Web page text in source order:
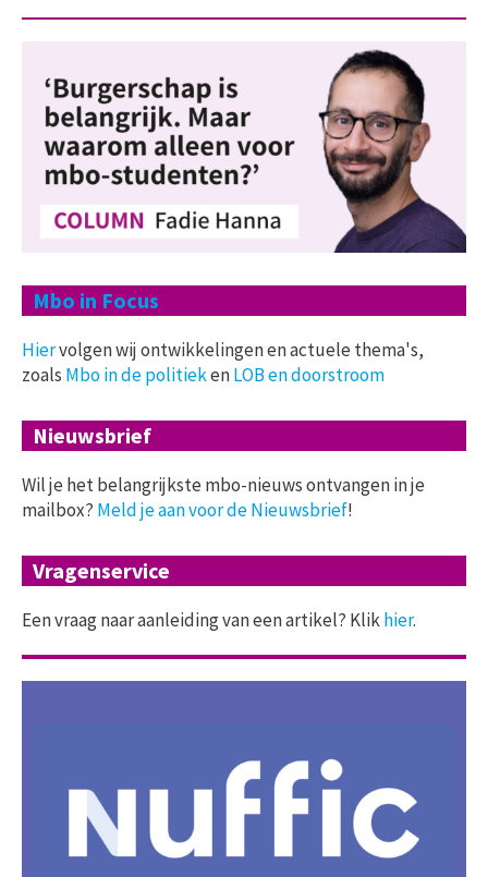
Mbo in Focus
Hiervolgen wij ontwikkelingen en actuele thema's,
zoals Mbo in de politiekenLOB en doorstroom
Nieuwsbrief
Wil je het belangrijkste mbo-nieuws ontvangen in je
mailbox? Meld je aan voor de Nieuwsbrief!
Vragenservice
Een vraag naar aanleiding van een artikel? Klikhier.